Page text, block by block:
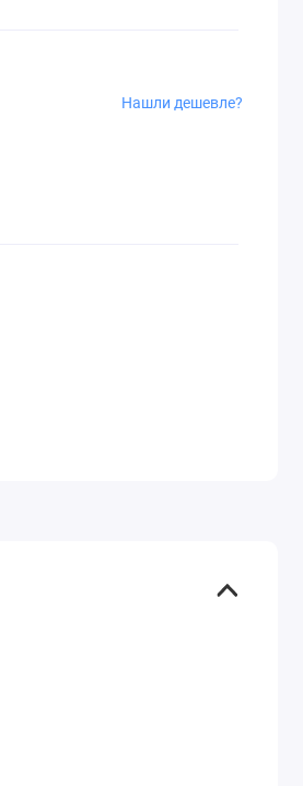
Нашли дешевле?